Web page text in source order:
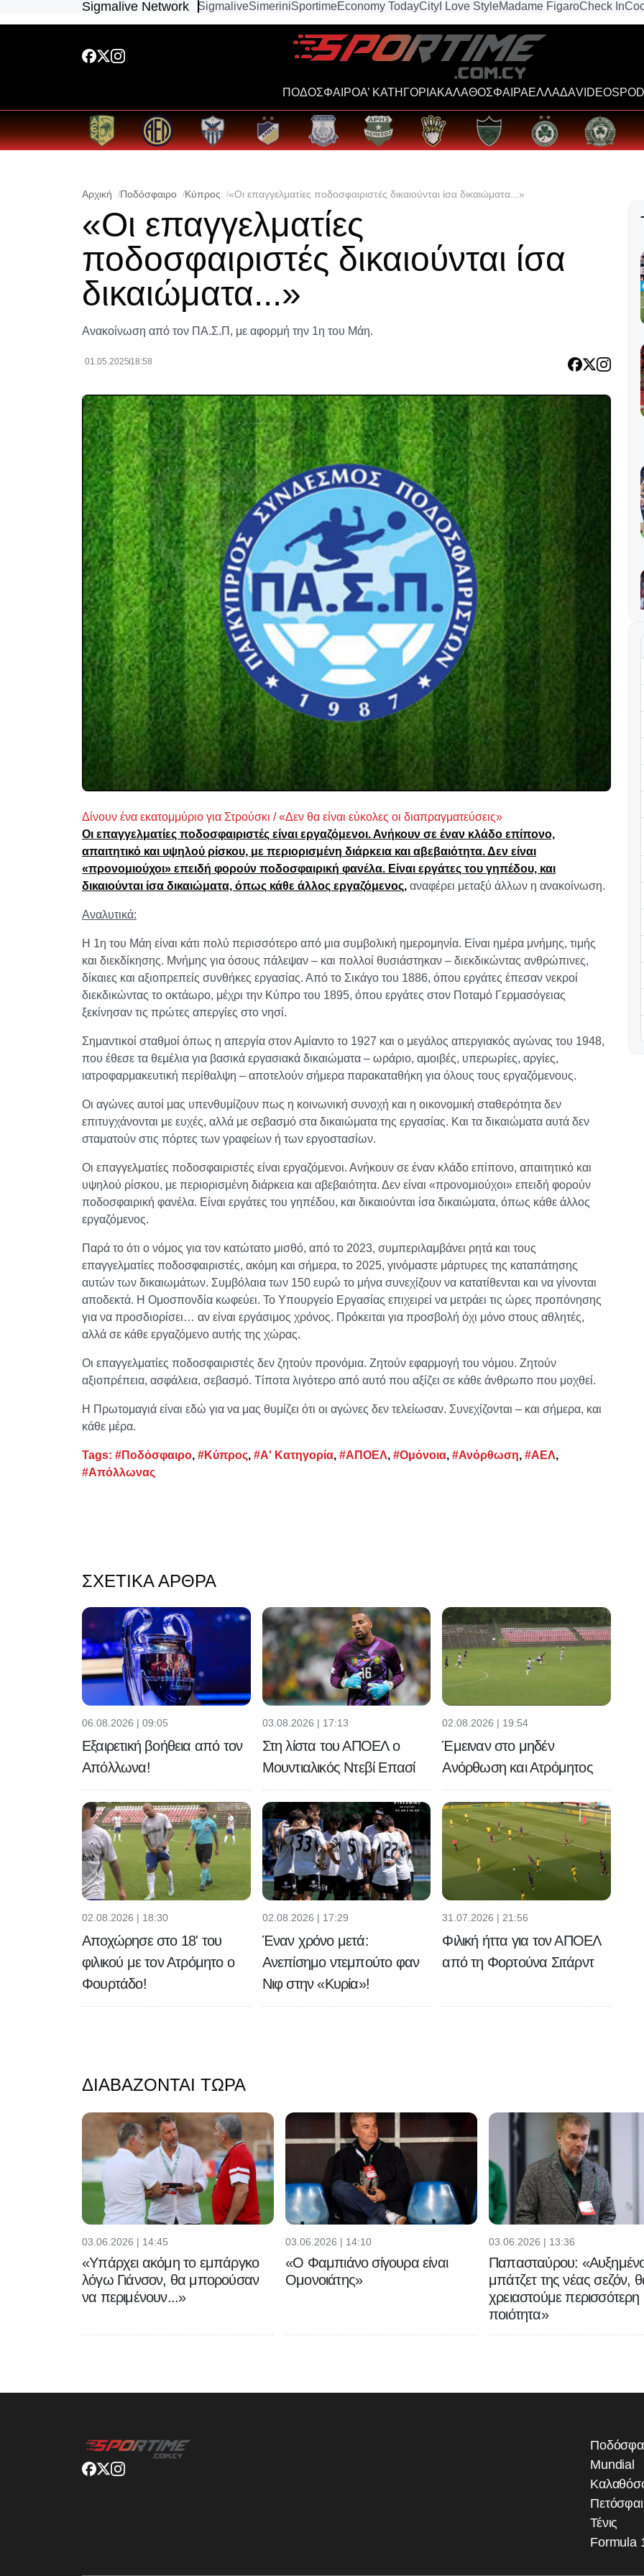
Sigmalive Network SigmaliveSimeriniSportimeEconomy TodayCity I Love StyleMadame FigaroCheck In
ΠΟΔΟΣΦΑΙΡΟΑ’ ΚΑΤΗΓΟΡΙΑΚΑΛΑΘΟΣΦΑΙΡΑΕΛΛΑΔΑVIDEOS
Αρχική Ποδόσφαιρο Κύπρος «Οι επαγγελματίες ποδοσφαιριστές δικαιούνται ίσα δικαιώματα...»
«Οι επαγγελματίες
ποδοσφαιριστές δικαιούνται ίσα
δικαιώματα...»
Ανακοίνωση από τον ΠΑ.Σ.Π, με αφορμή την 1η του Μάη.
01.05.2025 18:58
Δίνουν ένα εκατομμύριο για Στρούσκι / «Δεν θα είναι εύκολες οι διαπραγματεύσεις»
Οι επαγγελματίες ποδοσφαιριστές είναι εργαζόμενοι. Ανήκουν σε έναν κλάδο επίπονο,
απαιτητικό και υψηλού ρίσκου, με περιορισμένη διάρκεια και αβεβαιότητα. Δεν είναι
«προνομιούχοι» επειδή φορούν ποδοσφαιρική φανέλα. Είναι εργάτες του γηπέδου, και
δικαιούνται ίσα δικαιώματα, όπως κάθε άλλος εργαζόμενος, αναφέρει μεταξύ άλλων η ανακοίνωση.
Αναλυτικά:
Η 1η του Μάη είναι κάτι πολύ περισσότερο από μια συμβολική ημερομηνία. Είναι ημέρα μνήμης, τιμής
και διεκδίκησης. Μνήμης για όσους πάλεψαν – και πολλοί θυσιάστηκαν – διεκδικώντας ανθρώπινες,
δίκαιες και αξιοπρεπείς συνθήκες εργασίας. Από το Σικάγο του 1886, όπου εργάτες έπεσαν νεκροί
διεκδικώντας το οκτάωρο, μέχρι την Κύπρο του 1895, όπου εργάτες στον Ποταμό Γερμασόγειας
ξεκίνησαν τις πρώτες απεργίες στο νησί.
Σημαντικοί σταθμοί όπως η απεργία στον Αμίαντο το 1927 και ο μεγάλος απεργιακός αγώνας του 1948,
που έθεσε τα θεμέλια για βασικά εργασιακά δικαιώματα – ωράριο, αμοιβές, υπερωρίες, αργίες,
ιατροφαρμακευτική περίθαλψη – αποτελούν σήμερα παρακαταθήκη για όλους τους εργαζόμενους.
Οι αγώνες αυτοί μας υπενθυμίζουν πως η κοινωνική συνοχή και η οικονομική σταθερότητα δεν
επιτυγχάνονται με ευχές, αλλά με σεβασμό στα δικαιώματα της εργασίας. Και τα δικαιώματα αυτά δεν
σταματούν στις πόρτες των γραφείων ή των εργοστασίων.
Οι επαγγελματίες ποδοσφαιριστές είναι εργαζόμενοι. Ανήκουν σε έναν κλάδο επίπονο, απαιτητικό και
υψηλού ρίσκου, με περιορισμένη διάρκεια και αβεβαιότητα. Δεν είναι «προνομιούχοι» επειδή φορούν
ποδοσφαιρική φανέλα. Είναι εργάτες του γηπέδου, και δικαιούνται ίσα δικαιώματα, όπως κάθε άλλος
εργαζόμενος.
Παρά το ότι ο νόμος για τον κατώτατο μισθό, από το 2023, συμπεριλαμβάνει ρητά και τους
επαγγελματίες ποδοσφαιριστές, ακόμη και σήμερα, το 2025, γινόμαστε μάρτυρες της καταπάτησης
αυτών των δικαιωμάτων. Συμβόλαια των 150 ευρώ το μήνα συνεχίζουν να κατατίθενται και να γίνονται
αποδεκτά. Η Ομοσπονδία κωφεύει. Το Υπουργείο Εργασίας επιχειρεί να μετράει τις ώρες προπόνησης
για να προσδιορίσει… αν είναι εργάσιμος χρόνος. Πρόκειται για προσβολή όχι μόνο στους αθλητές,
αλλά σε κάθε εργαζόμενο αυτής της χώρας.
Οι επαγγελματίες ποδοσφαιριστές δεν ζητούν προνόμια. Ζητούν εφαρμογή του νόμου. Ζητούν
αξιοπρέπεια, ασφάλεια, σεβασμό. Τίποτα λιγότερο από αυτό που αξίζει σε κάθε άνθρωπο που μοχθεί.
Η Πρωτομαγιά είναι εδώ για να μας θυμίζει ότι οι αγώνες δεν τελείωσαν. Συνεχίζονται – και σήμερα, και
κάθε μέρα.
Tags: #Ποδόσφαιρο, #Κύπρος, #Α' Κατηγορία, #ΑΠΟΕΛ, #Ομόνοια, #Ανόρθωση, #ΑΕΛ,
#Απόλλωνας
ΣΧΕΤΙΚΆ ΆΡΘΡΑ
06.08.2026 | 09:05
Εξαιρετική βοήθεια από τον
Απόλλωνα!
03.08.2026 | 17:13
Στη λίστα του ΑΠΟΕΛ ο
Μουντιαλικός Ντεβί Επασί
02.08.2026 | 19:54
Έμειναν στο μηδέν
Ανόρθωση και Ατρόμητος
02.08.2026 | 18:30
Αποχώρησε στο 18' του
φιλικού με τον Ατρόμητο ο
Φουρτάδο!
02.08.2026 | 17:29
Έναν χρόνο μετά:
Ανεπίσημο ντεμπούτο φαν
Νιφ στην «Κυρία»!
31.07.2026 | 21:56
Φιλική ήττα για τον ΑΠΟΕΛ
από τη Φορτούνα Σιτάρντ
ΔΙΑΒΆΖΟΝΤΑΙ ΤΏΡΑ
03.06.2026 | 14:45
«Υπάρχει ακόμη το εμπάργκο
λόγω Γιάνσον, θα μπορούσαν
να περιμένουν...»
03.06.2026 | 14:10
«Ο Φαμπιάνο σίγουρα είναι
Ομονοιάτης»
03.06.2026 | 13:36
Παπασταύρου:
μπάτζετ της νέας σεζόν,
χρειαστούμε περισσότερη
ποιότητα»
Mundial
Τένις
Formula